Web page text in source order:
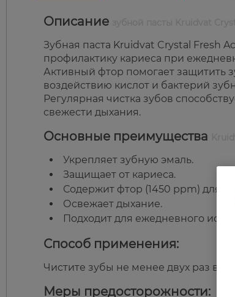
Описание
Зубная паста Kruidvat Crystal Fresh
профилактику кариеса при
Активный фтор помогает защитить
воздействию кислот и бактерий
Регулярная чистка зубов
свежести дыхания.
Основные преимущества
Укрепляет зубную эмаль.
Защищает от кариеса.
Содержит фтор (1450 ppm) для
Освежает дыхание.
Подходит для ежедневного
Способ применения:
Чистите зубы не менее двух раз в
Меры предосторожности: